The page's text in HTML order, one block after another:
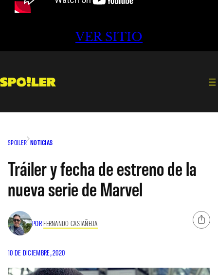
VER SITIO
SPOILER NOTICIAS
Tráiler y fecha de estreno de la
nueva serie de Marvel
POR FERNANDO CASTAÑEDA
10 DE DICIEMBRE, 2020